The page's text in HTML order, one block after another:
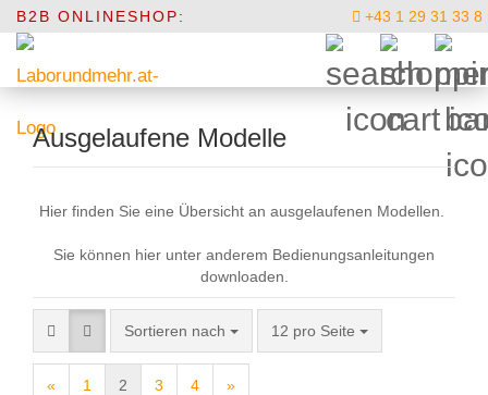
B2B ONLINESHOP: +43 1 29 31 33 8
Ausgelaufene Modelle
Hier finden Sie eine Übersicht an ausgelaufenen Modellen.
Sie können hier unter anderem Bedienungsanleitungen
downloaden.
Sortieren nach
Sortieren nach 12 pro Seite
pro Seite
« 1 2 3 4 »